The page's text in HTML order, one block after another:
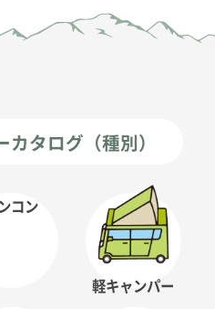
タログ（種別）
コン
軽キャンパー